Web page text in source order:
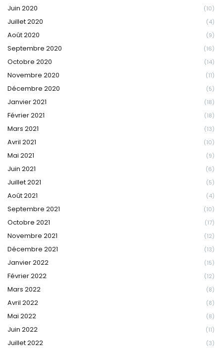
Juin 2020 (10)
Juillet 2020 (4)
Août 2020 (9)
Septembre 2020 (16)
Octobre 2020 (14)
Novembre 2020 (11)
Décembre 2020 (5)
Janvier 2021 (18)
Février 2021 (18)
Mars 2021 (13)
Avril 2021 (10)
Mai 2021 (9)
Juin 2021 (6)
Juillet 2021 (5)
Août 2021 (4)
Septembre 2021 (10)
Octobre 2021 (17)
Novembre 2021 (12)
Décembre 2021 (13)
Janvier 2022 (15)
Février 2022 (12)
Mars 2022 (8)
Avril 2022 (8)
Mai 2022 (8)
Juin 2022 (11)
Juillet 2022 (3)